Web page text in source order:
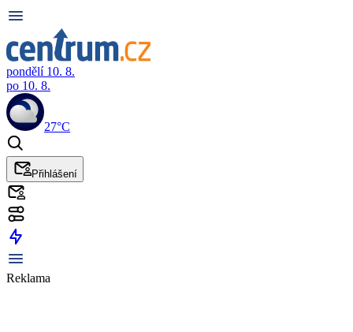
pondělí 10. 8.
po 10. 8.
27°C
Přihlášení
Reklama